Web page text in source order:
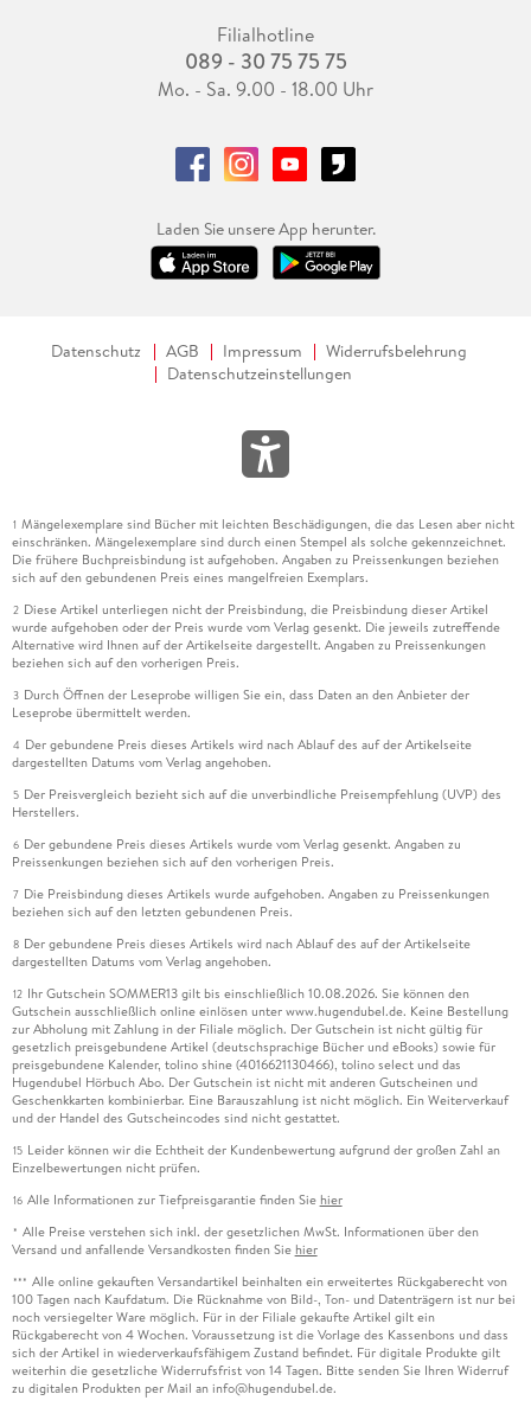
Filialhotline
089 - 30 75 75 75
Mo. - Sa. 9.00 - 18.00 Uhr
Laden Sie unsere App herunter.
Datenschutz AGB Impressum
Widerrufsbelehrung
Datenschutzeinstellungen
1 Mängelexemplare sind Bücher mit leichten Beschädigungen, die das Lesen aber nicht
einschränken. Mängelexemplare sind durch einen Stempel als solche gekennzeichnet.
Die frühere Buchpreisbindung ist aufgehoben. Angaben zu Preissenkungen beziehen
sich auf den gebundenen Preis eines mangelfreien Exemplars.
2 Diese Artikel unterliegen nicht der Preisbindung, die Preisbindung dieser Artikel
wurde aufgehoben oder der Preis wurde vom Verlag gesenkt. Die jeweils zutreffende
Alternative wird Ihnen auf der Artikelseite dargestellt. Angaben zu Preissenkungen
beziehen sich auf den vorherigen Preis.
3 Durch Öffnen der Leseprobe willigen Sie ein, dass Daten an den Anbieter der
Leseprobe übermittelt werden.
4 Der gebundene Preis dieses Artikels wird nach Ablauf des auf der Artikelseite
dargestellten Datums vom Verlag angehoben.
5 Der Preisvergleich bezieht sich auf die unverbindliche Preisempfehlung (UVP) des
Herstellers.
6 Der gebundene Preis dieses Artikels wurde vom Verlag gesenkt. Angaben zu
Preissenkungen beziehen sich auf den vorherigen Preis.
7 Die Preisbindung dieses Artikels wurde aufgehoben. Angaben zu Preissenkungen
beziehen sich auf den letzten gebundenen Preis.
8 Der gebundene Preis dieses Artikels wird nach Ablauf des auf der Artikelseite
dargestellten Datums vom Verlag angehoben.
12 Ihr Gutschein SOMMER13 gilt bis einschließlich 10.08.2026. Sie können den
Gutschein ausschließlich online einlösen unter www.hugendubel.de. Keine Bestellung
zur Abholung mit Zahlung in der Filiale möglich. Der Gutschein ist nicht gültig für
gesetzlich preisgebundene Artikel (deutschsprachige Bücher und eBooks) sowie für
preisgebundene Kalender, tolino shine (4016621130466), tolino select und das
Hugendubel Hörbuch Abo. Der Gutschein ist nicht mit anderen Gutscheinen und
Geschenkkarten kombinierbar. Eine Barauszahlung ist nicht möglich. Ein Weiterverkauf
und der Handel des Gutscheincodes sind nicht gestattet.
15 Leider können wir die Echtheit der Kundenbewertung aufgrund der großen Zahl an
Einzelbewertungen nicht prüfen.
16 Alle Informationen zur Tiefpreisgarantie finden Sie hier
* Alle Preise verstehen sich inkl. der gesetzlichen MwSt. Informationen über den
Versand und anfallende Versandkosten finden Sie hier
*** Alle online gekauften Versandartikel beinhalten ein erweitertes Rückgaberecht von
100 Tagen nach Kaufdatum. Die Rücknahme von Bild-, Ton- und Datenträgern ist nur bei
noch versiegelter Ware möglich. Für in der Filiale gekaufte Artikel gilt ein
Rückgaberecht von 4 Wochen. Voraussetzung ist die Vorlage des Kassenbons und dass
sich der Artikel in wiederverkaufsfähigem Zustand befindet. Für digitale Produkte gilt
weiterhin die gesetzliche Widerrufsfrist von 14 Tagen. Bitte senden Sie Ihren Widerruf
zu digitalen Produkten per Mail an info@hugendubel.de.